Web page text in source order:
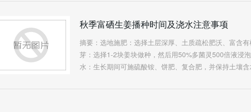
秋季富硒生姜播种时间及浇水注意事项
摘要：选地施肥：选择土层深厚、土质疏松肥沃、富含
芽：选择1-2块姜块做种，然后用50%多菌灵500倍液浸
水：生长期间可施硫酸铵、饼肥、复合肥，并保持土壤